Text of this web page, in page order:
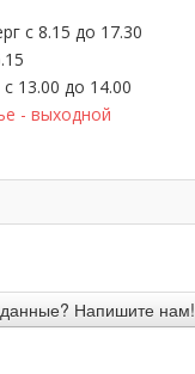
с 8.15 до 17.30
13.00 до 14.00
- выходной